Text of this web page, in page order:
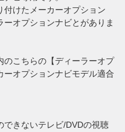
付けたメーカーオプション
オプションナビとがありま
のこちらの【ディーラーオプ
ーオプションナビモデル適合
できないテレビ/DVDの視聴